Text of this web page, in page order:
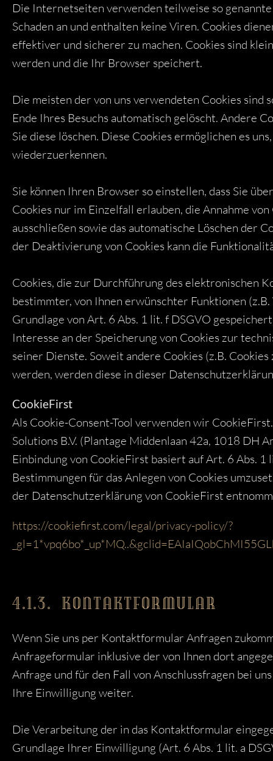
Die Internetseiten verwenden teilweise so
Schaden an und enthalten keine Viren. Cookies
effektiver und sicherer zu machen. Cookies sind
werden und die Ihr Browser speichert.
Die meisten der von uns verwendeten Cookies sind
Ende Ihres Besuchs automatisch gelöscht. Andere
Sie diese löschen. Diese Cookies ermöglichen es
wiederzuerkennen.
Sie können Ihren Browser so einstellen, dass Sie
Cookies nur im Einzelfall erlauben, die Annahme
ausschließen sowie das automatische Löschen der
der Deaktivierung von Cookies kann die
Cookies, die zur Durchführung des elektronischen
bestimmter, von Ihnen erwünschter Funktionen
Grundlage von Art. 6 Abs. 1 lit. f DSGVO
Interesse an der Speicherung von Cookies zur
seiner Dienste. Soweit andere Cookies (z.B.
werden, werden diese in dieser
CookieFirst
Als Cookie-Consent-Tool verwenden wir
Solutions B.V. (Plantage Middenlaan 42a, 1018
Einbindung von CookieFirst basiert auf Art. 6 Abs.
Bestimmungen für das Anlegen von Cookies
der Datenschutzerklärung von CookieFirst
https://cookiefirst.com/legal/privacy-policy/?
4.1.3. KONTAKTFORMULAR
Wenn Sie uns per Kontaktformular Anfragen
Anfrageformular inklusive der von Ihnen dort
Anfrage und für den Fall von Anschlussfragen bei
Ihre Einwilligung weiter.
Die Verarbeitung der in das Kontaktformular
Grundlage Ihrer Einwilligung (Art. 6 Abs. 1 lit. a